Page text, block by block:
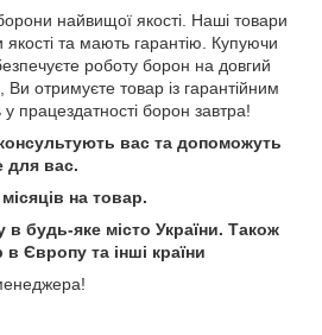
найвищої якості. Наші товари
та мають гарантію. Купуючи
роботу борон на довгий
отримуєте товар із гарантійним
працездатності борон завтра!
вас та допоможуть
для вас.
на товар.
будь-яке місто України. Також
Європу та інші країни